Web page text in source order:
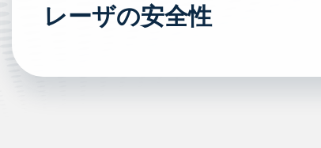
レーザの安全性